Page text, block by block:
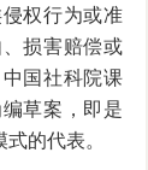
权行为或准
损害赔偿或
国社科院课
草案，即是
的代表。